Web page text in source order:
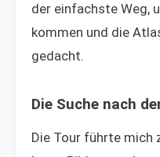
der einfachste Weg,
kommen und die
gedacht.
Die Suche nach
Die Tour führte mich